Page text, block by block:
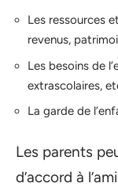
Les ressources
revenus,
Les besoins de
extrascolaires,
La garde de
Les parents
d’accord à